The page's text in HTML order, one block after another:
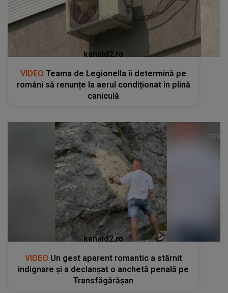
kanald2.ro
VIDEO Teama de Legionella îi determină pe
români să renunțe la aerul condiționat în plină
caniculă
kanald2.ro
VIDEO Un gest aparent romantic a stârnit
indignare și a declanșat o anchetă penală pe
Transfăgărășan